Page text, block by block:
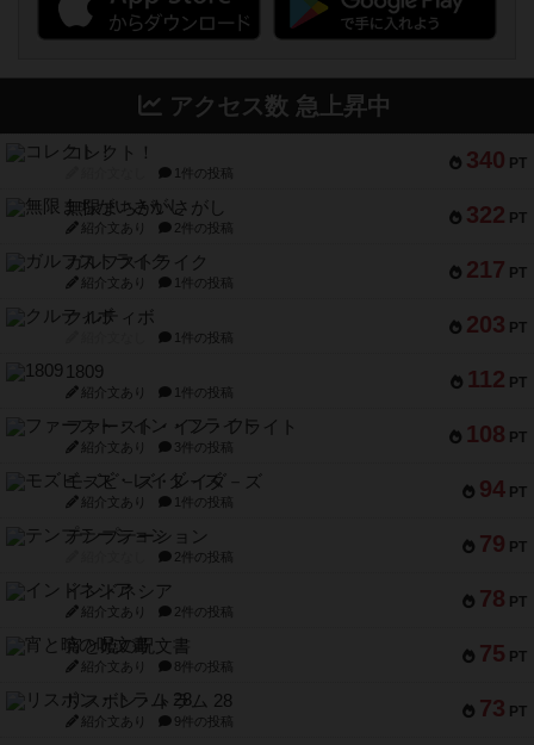
アクセス数 急上昇中
340 PT
コレクト！
1件の投稿
322 PT
無限まちがいさがし
紹介文あり 2件の投稿
217 PT
ガルフストライク
紹介文あり 1件の投稿
203 PT
クルティボ
1件の投稿
112 PT
1809
紹介文あり 1件の投稿
108 PT
ファースト・イン・フライト
紹介文あり 3件の投稿
94 PT
モズビ－ズ・レイダ－ズ
紹介文あり 1件の投稿
79 PT
テンプテーション
2件の投稿
78 PT
インドネシア
紹介文あり 2件の投稿
75 PT
宵と暁の呪文書
紹介文あり 8件の投稿
73 PT
リスボン・トラム 28
紹介文あり 9件の投稿